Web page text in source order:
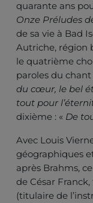
quarante ans
Onze Préludes
de sa vie à Bad
Autriche, région
le quatrième
paroles du
du cœur, le bel
tout pour
dixième : « De
Avec Louis
géographiques
après Brahms,
de César
(titulaire de